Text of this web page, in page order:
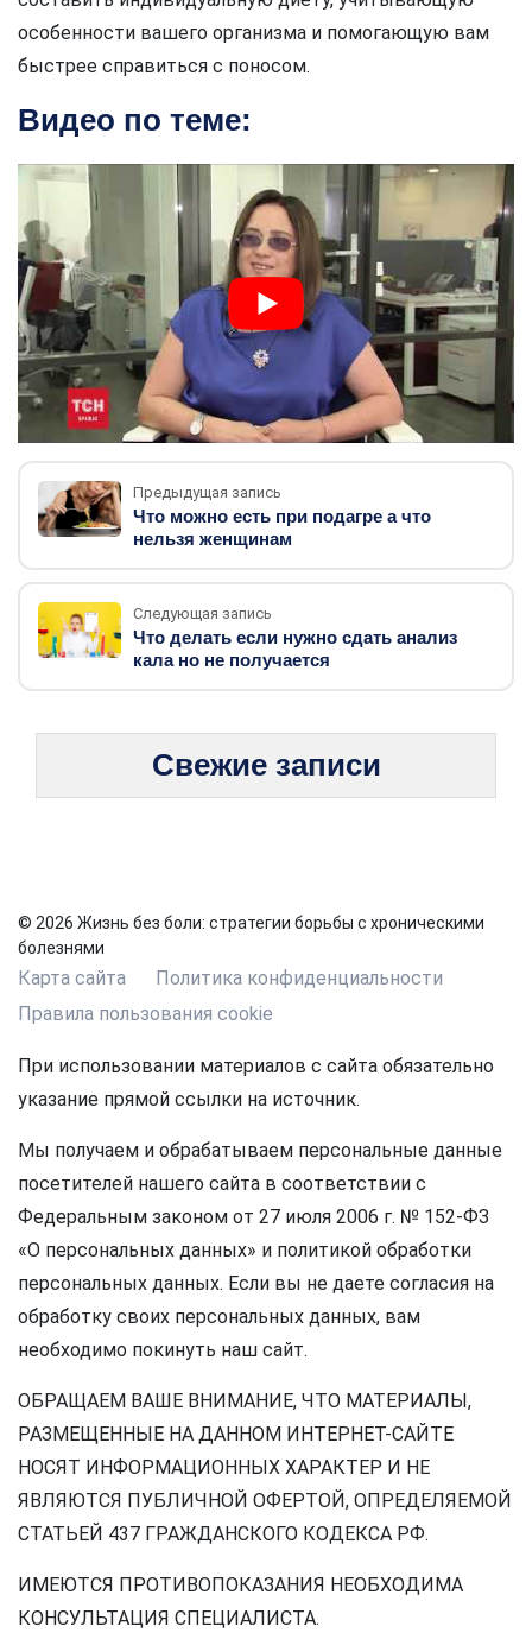
особенности вашего организма и помогающую вам
быстрее справиться с поносом.
Видео по теме:
Предыдущая запись
Что можно есть при подагре а что
нельзя женщинам
Следующая запись
Что делать если нужно сдать анализ
кала но не получается
Свежие записи
© 2026 Жизнь без боли: стратегии борьбы с хроническими
болезнями
Карта сайта
Политика конфиденциальности
Правила пользования cookie
При использовании материалов с сайта обязательно
указание прямой ссылки на источник.
Мы получаем и обрабатываем персональные данные
посетителей нашего сайта в соответствии с
Федеральным законом от 27 июля 2006 г. № 152-ФЗ
«О персональных данных» и политикой обработки
персональных данных. Если вы не даете согласия на
обработку своих персональных данных, вам
необходимо покинуть наш сайт.
ОБРАЩАЕМ ВАШЕ ВНИМАНИЕ, ЧТО МАТЕРИАЛЫ,
РАЗМЕЩЕННЫЕ НА ДАННОМ ИНТЕРНЕТ-САЙТЕ
НОСЯТ ИНФОРМАЦИОННЫХ ХАРАКТЕР И НЕ
ЯВЛЯЮТСЯ ПУБЛИЧНОЙ ОФЕРТОЙ, ОПРЕДЕЛЯЕМОЙ
СТАТЬЕЙ 437 ГРАЖДАНСКОГО КОДЕКСА РФ.
ИМЕЮТСЯ ПРОТИВОПОКАЗАНИЯ НЕОБХОДИМА
КОНСУЛЬТАЦИЯ СПЕЦИАЛИСТА.